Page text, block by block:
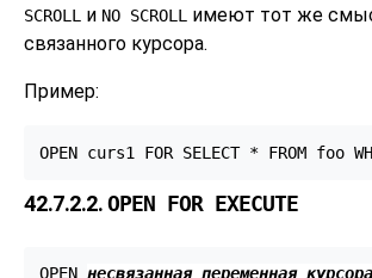
SCROLL и NO SCROLL
имеют тот же
связанного курсора.
Пример:
OPEN curs1 FOR SELECT * FROM foo
42.7.2.2.OPEN FOR EXECUTE
OPEN несвязанная_переменная_курсора